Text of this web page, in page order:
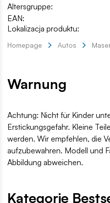
Altersgruppe:
EAN:
Lokalizacja produktu:
Homepage Autos
Warnung
Achtung: Nicht für Kinder
Erstickungsgefahr. Kleine
werden. Wir empfehlen, die
aufzubewahren. Modell und
Abbildung abweichen.
Kategorie